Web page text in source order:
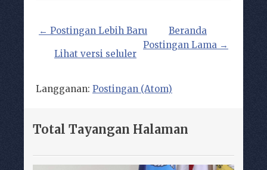
← Postingan Lebih Baru
Postingan Lama →
Beranda
Lihat versi seluler
Langganan: Postingan (Atom)
Total Tayangan Halaman